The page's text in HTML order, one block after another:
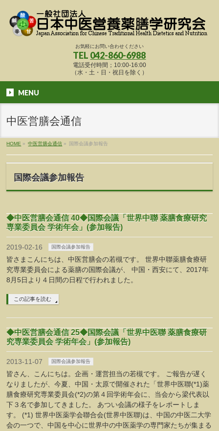
お気軽にお問い合わせください
TEL 042-860-6988
電話受付時間；10:00-16:00
（水・土・日・祝日を除く）
MENU
中医営膳会通信
HOME » 中医営膳会通信 » 国際会議参加報告
国際会議参加報告
◆中医営膳会通信 40◆国際会議「世界中聯 薬膳食療研究
専業委員会 学術年会」(参加報告)
2019-02-16 国際会議参加報告
皆さまこんにちは、中医営膳会の若槻です。 世界中聯薬膳食療研
究専業委員会による薬膳の国際会議が、 中国・西安にて、2017年
8月5日より４日間の日程で行われました。
この記事を読む
◆中医営膳会通信 25◆国際会議「世界中医聯 薬膳食療研
究専業委員会 学術年会」(参加報告)
2013-11-07 国際会議参加報告
皆さん、こんにちは。企画・運営担当の若槻です。 ご報告が遅く
なりましたが、今夏、中国・太原で開催された「世界中医聯(*1)薬
膳食療研究専業委員会(*2)の第４回学術年会に、当会から梁代表以
下３名で参加してきました。 あつい会議の様子をレポートしま
す。 (*1) 世界中医薬学会聯合会(世界中医聯)は、中国の中医二大学
会の一つで、中国を中心に世界中の中医薬学の専門家たちが集まる